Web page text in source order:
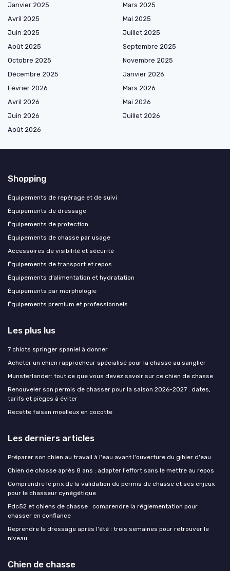
Janvier 2025
Mars 2025
Avril 2025
Mai 2025
Juin 2025
Juillet 2025
Août 2025
Septembre 2025
Octobre 2025
Novembre 2025
Décembre 2025
Janvier 2026
Février 2026
Mars 2026
Avril 2026
Mai 2026
Juin 2026
Juillet 2026
Août 2026
Shopping
Équipements de repérage et de suivi
Équipements de dressage
Équipements de protection
Équipements de chasse par usage
Accessoires de visibilité et sécurité
Équipements de transport et repos
Équipements d’alimentation et hydratation
Équipements par morphologie
Équipements premium et professionnels
Les plus lus
7 chiots springer spaniel à donner
Acheter un chien rapprocheur spécialisé pour la chasse au sanglier
Munsterlander: tout ce que vous devez savoir sur ce chien de chasse
Renouveler son permis de chasser pour la saison 2026-2027 : dates,
tarifs et pièges à éviter
Recette faisan moelleux en cocotte
Les derniers articles
Préparer son chien au travail à l'eau avant l'ouverture du gibier d'eau
Chien de chasse après 8 ans : adapter l'effort sans le mettre au repos
Comprendre le prix de la validation du permis de chasse et ses enjeux
pour le chasseur cynégétique
Fdc52 et chiens de chasse : comprendre la réglementation pour
chasser en confiance
Reprendre le dressage après l'été : trois semaines pour retrouver le
niveau
Chien de chasse